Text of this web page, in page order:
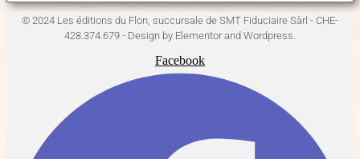
© 2024 Les éditions du Flon, succursale de SMT Fiduciaire Sàrl - CHE-
428.374.679 - Design by Elementor and Wordpress.
Facebook